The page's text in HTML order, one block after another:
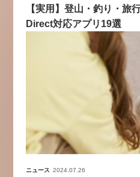
【実用】登山・釣り・旅
Direct対応アプリ19選
ニュース 2024.07.26